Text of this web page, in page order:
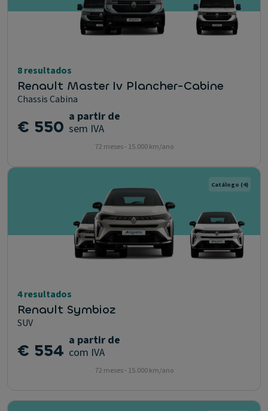
8 resultados
Renault Master Iv Plancher-Cabine
Chassis Cabina
€ 550 a partir de
sem IVA
72 meses - 15.000 km/ano
Catálogo (4)
4 resultados
Renault Symbioz
SUV
€ 554 a partir de
com IVA
72 meses - 15.000 km/ano